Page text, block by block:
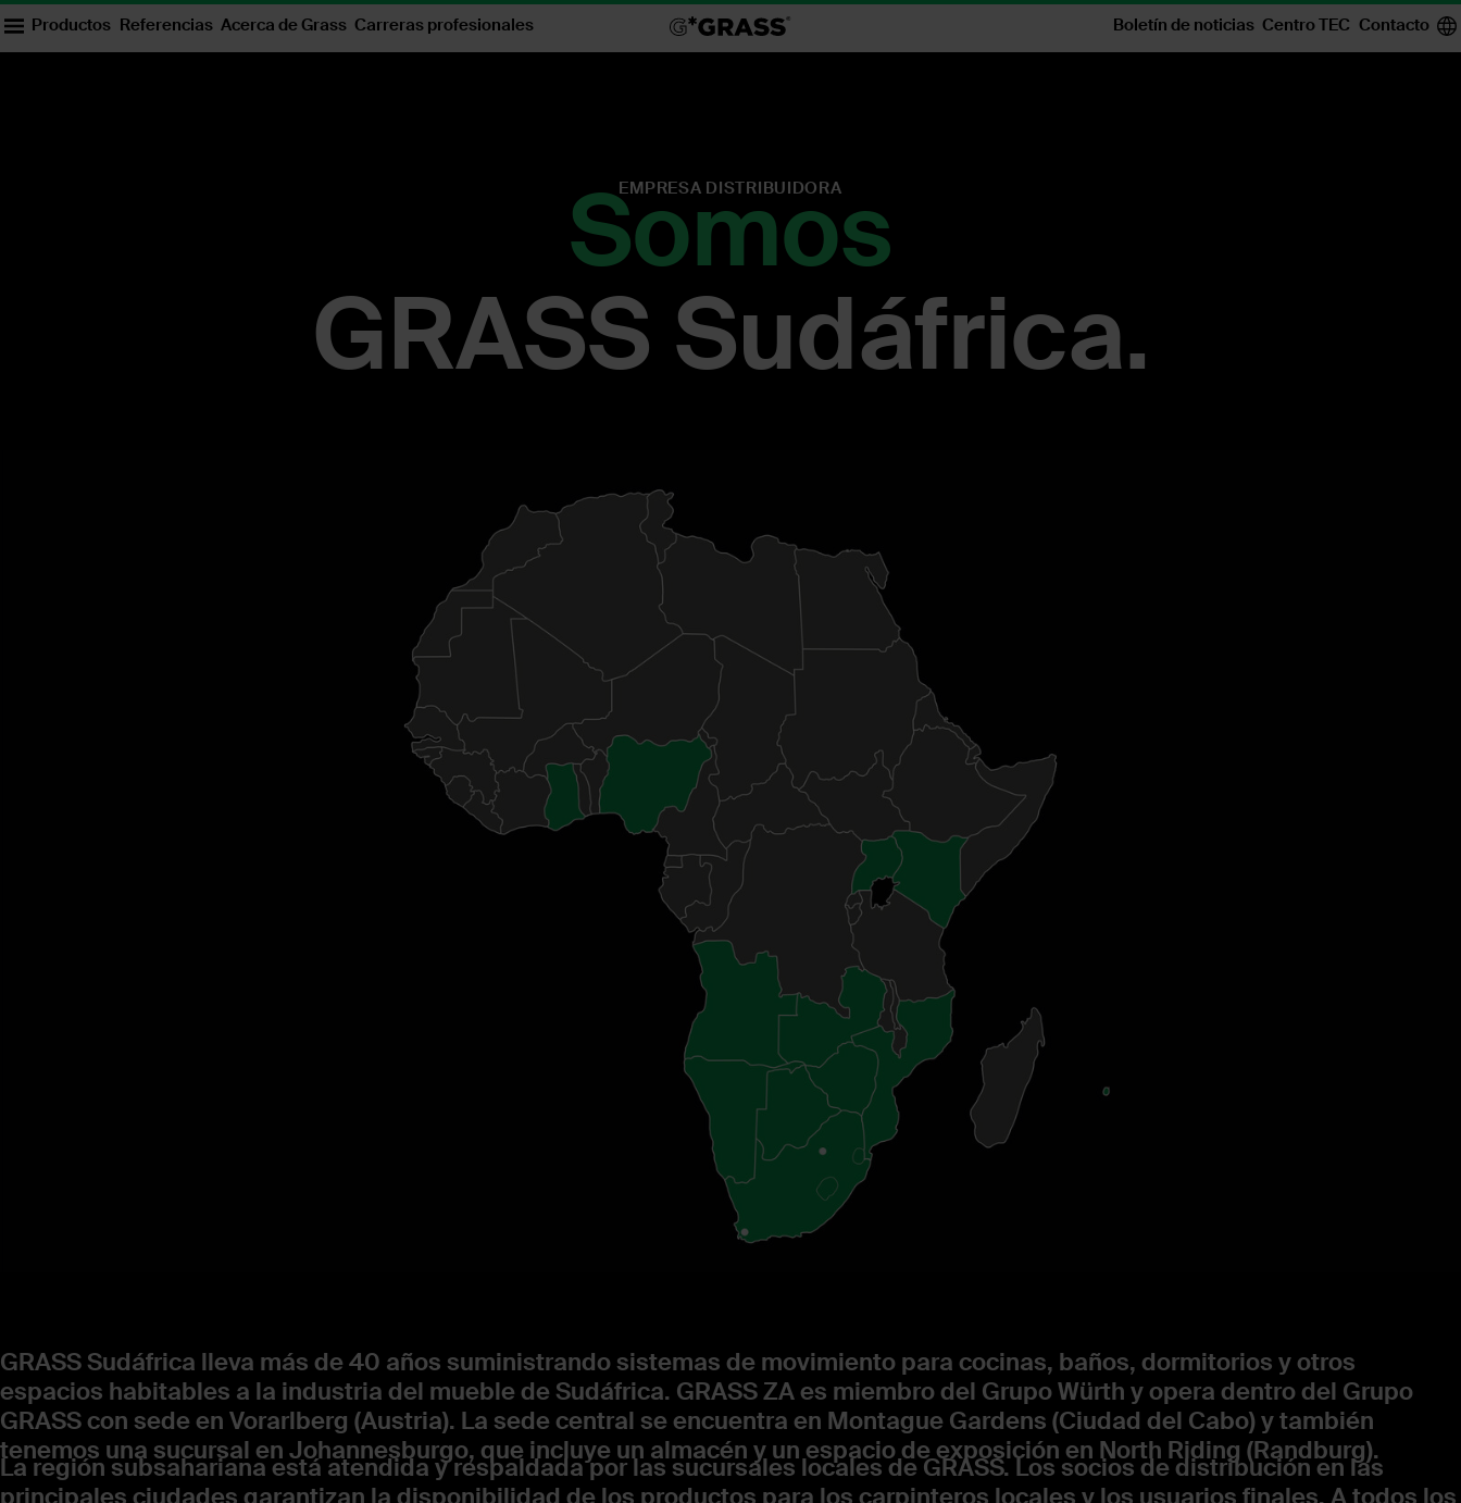
Productos Referencias Acerca de Grass Carreras profesionales Boletín de noticias Centro TEC Contacto
EMPRESA DISTRIBUIDORA
Somos
GRASS Sudáfrica.
GRASS Sudáfrica lleva más de 40 años suministrando sistemas de movimiento para cocinas, baños, dormitorios y otros
espacios habitables a la industria del mueble de Sudáfrica. GRASS ZA es miembro del Grupo Würth y opera dentro del Grupo
GRASS con sede en Vorarlberg (Austria). La sede central se encuentra en Montague Gardens (Ciudad del Cabo) y también
tenemos una sucursal en Johannesburgo, que incluye un almacén y un espacio de exposición en North Riding (Randburg).
La región subsahariana está atendida y respaldada por las sucursales locales de GRASS. Los socios de distribución en las